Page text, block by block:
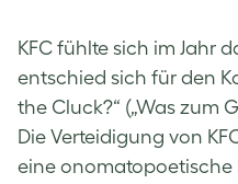
KFC fühlte sich im Jahr
entschied sich für den
the Cluck?“ („Was zum
Die Verteidigung von
eine onomatopoetische